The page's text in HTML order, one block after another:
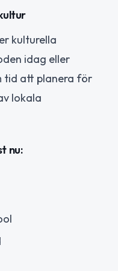
kulturella
idag eller
tid att planera för
lokala
nu: